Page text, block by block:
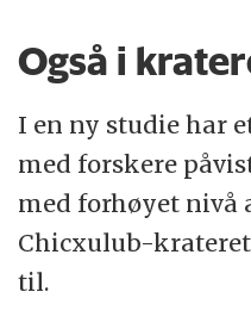
Også i
I en ny studie har
med forskere
med forhøyet nivå
Chicxulub-
til.